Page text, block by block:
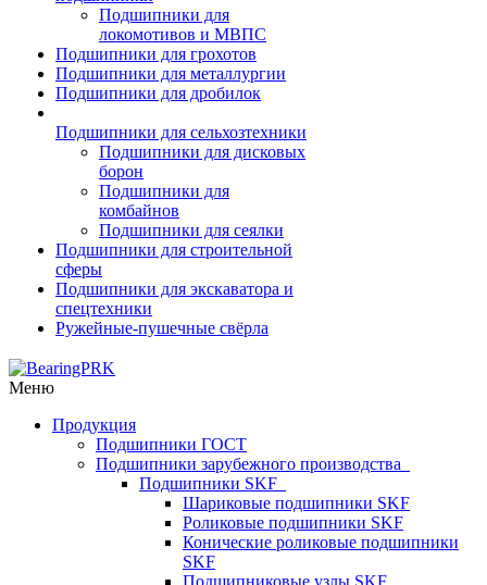
Подшипники для
локомотивов и МВПС
Подшипники для грохотов
Подшипники для металлургии
Подшипники для дробилок
Подшипники для сельхозтехники
Подшипники для дисковых
борон
Подшипники для
комбайнов
Подшипники для сеялки
Подшипники для строительной
сферы
Подшипники для экскаватора и
спецтехники
Ружейные-пушечные свёрла
Меню
Продукция
Подшипники ГОСТ
Подшипники зарубежного производства
Подшипники SKF
Шариковые подшипники SKF
Роликовые подшипники SKF
Конические роликовые подшипники
SKF
Подшипниковые узлы SKF